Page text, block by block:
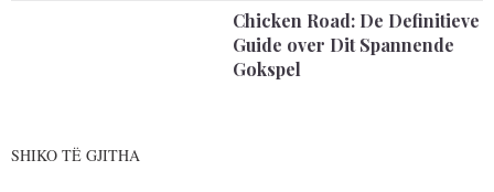
Chicken Road: De Definitieve
Guide over Dit Spannende
Gokspel
SHIKO TË GJITHA